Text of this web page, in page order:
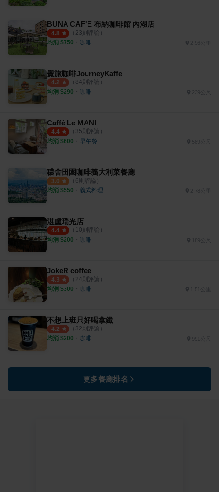
BUNA CAF'E 布納咖啡館 內湖店
4.8 （ 23則評論）
均消 $750 ・ 咖啡
覺旅咖啡JourneyKaffe
4.2 （ 84則評論）
均消 $290 ・ 咖啡
Caffè Le MANI
4.4 （ 35則評論）
均消 $600 ・ 早午餐 589公尺
穠舍田園咖啡義大利菜餐廳
3.0 （ 6則評論）
均消 $550 ・ 義式料理
湛盧瑞光店
4.4 （ 10則評論）
均消 $200 ・ 咖啡
JokeR coffee
4.3 （ 24則評論）
均消 $300 ・ 咖啡 1.51公里
不想上班只好喝拿鐵
4.2 （ 32則評論）
均消 $200 ・ 咖啡
更多餐廳排名